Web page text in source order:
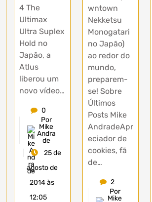
4 The
Ultimax
Ultra Suplex
Hold no
Japão, a
Atlus
liberou um
novo vídeo…
0
Por
Mike
Andra
de
25 de
agosto de
2014 às
12:05
wntown
Nekketsu
Monogatari
no Japão)
ao redor do
mundo,
preparem-
se! Sobre
Últimos
Posts Mike
AndradeApr
eciador de
cookies, fã
de…
2
Por
Mike